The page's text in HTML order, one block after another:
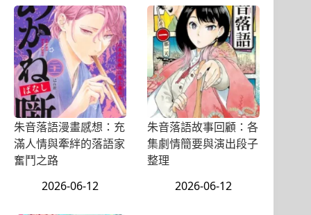
朱音落語漫畫感想：充
滿人情與牽絆的落語家
奮鬥之路
2026-06-12
朱音落語故事回顧：各
集劇情簡要與演出段子
整理
2026-06-12